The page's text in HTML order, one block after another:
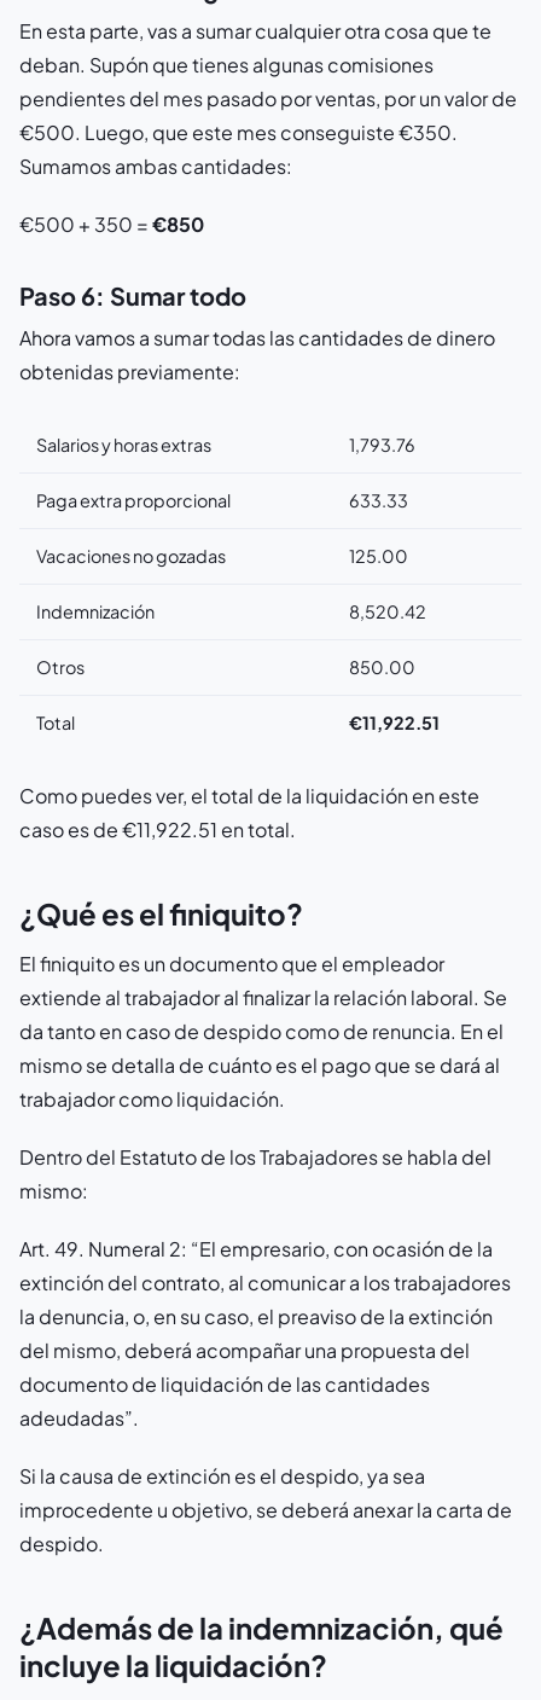
En esta parte, vas a sumar cualquier otra cosa que te
deban. Supón que tienes algunas comisiones
pendientes del mes pasado por ventas, por un valor de
€500. Luego, que este mes conseguiste €350.
Sumamos ambas cantidades:
€500 + 350 =€850
Paso 6: Sumar todo
Ahora vamos a sumar todas las cantidades de dinero
obtenidas previamente:
Salarios y horas extras 1,793.76
Paga extra proporcional 633.33
Vacaciones no gozadas 125.00
Indemnización 8,520.42
Otros 850.00
Total €11,922.51
Como puedes ver, el total de la liquidación en este
caso es de €11,922.51 en total.
¿Qué es el finiquito?
El finiquito es un documento que el empleador
extiende al trabajador al finalizar la relación laboral. Se
da tanto en caso de despido como de renuncia. En el
mismo se detalla de cuánto es el pago que se dará al
trabajador como liquidación.
Dentro del Estatuto de los Trabajadores se habla del
mismo:
Art. 49. Numeral 2: “El empresario, con ocasión de la
extinción del contrato, al comunicar a los trabajadores
la denuncia, o, en su caso, el preaviso de la extinción
del mismo, deberá acompañar una propuesta del
documento de liquidación de las cantidades
adeudadas”.
Si la causa de extinción es el despido, ya sea
improcedente u objetivo, se deberá anexar la carta de
despido.
¿Además de la indemnización, qué
incluye la liquidación?